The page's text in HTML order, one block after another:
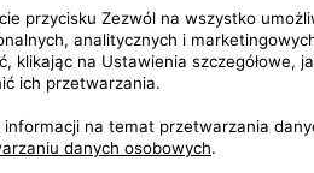
s IAM/IGA a infraštruktúrou
przycisku Zezwól na wszystko
analitycznych i
klikając na Ustawienia szczegółowe,
ich przetwarzania.
informacji na temat przetwarzania
danych osobowych.